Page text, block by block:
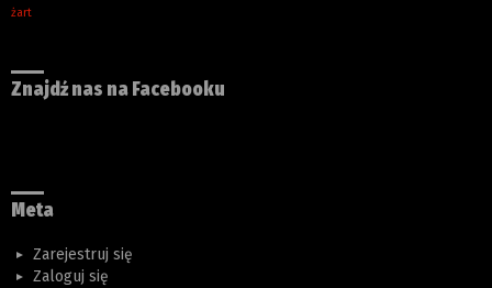
żart
Znajdź nas na Facebooku
Meta
Zarejestruj się
Zaloguj się